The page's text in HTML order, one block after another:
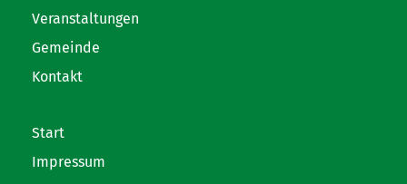
Veranstaltungen
Gemeinde
Kontakt
Start
Impressum